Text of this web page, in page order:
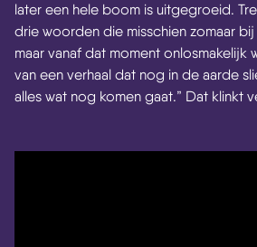
later een hele boom is uitgegroeid.
drie woorden die misschien zomaar
maar vanaf dat moment onlosmakelijk
van een verhaal dat nog in de aarde
alles wat nog komen gaat.” Dat klinkt